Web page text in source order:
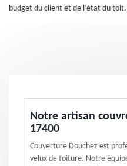
budget du client et de l’état du toit.
Notre artisan
17400
Couverture Douchez est
velux de toiture. Notre